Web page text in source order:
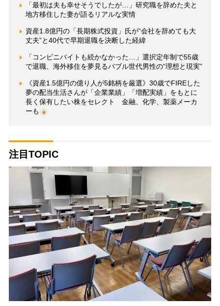
「最初は夫も幸せそうでしたが…」研究職を辞めた夫と
地方移住した妻が語るリアルな実情
資産1.8億円の「長期株式投資」氏が“会社を辞めても大
丈夫”と40代で早期退職を決断した経緯
「コンビニバイトも続かなかった…」選択定年制で55歳
で退職、海外移住を夢見るバブル世代男性の“理想と現実”
《資産1.5億円の億り人が5銘柄を厳選》30歳でFIREした
夢の配当生活さんが「企業業績」「増配実績」をもとに
長く保有したい株をセレクト 金融、化学、製薬メーカ
ーも
注目TOPIC